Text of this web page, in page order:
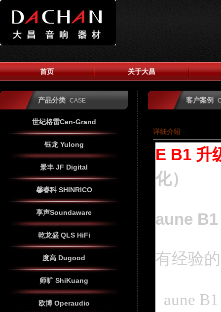
首页 关于大昌
产品分类 CASE
世纪格雷Cen-Grand
钰龙 Yulong
景丰 JF Digital
馨睿科 SHINRICO
享声Soundaware
乾龙盛 QLS HiFi
度高 Dugood
师旷 ShiKuang
欧博 Operaudio
客户案例
详细介绍
E B1 升
化）
aune B1
有经验
aune